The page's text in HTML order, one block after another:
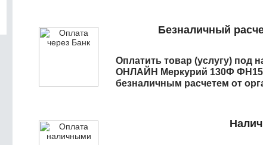
Безналичный
Оплатить товар (услугу) под
ОНЛАЙН Меркурий 130Ф ФН15
безналичным расчетем от